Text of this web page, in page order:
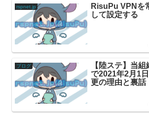
rspnet.jp
RisuPu VPNを
して設定する
ブログ
【陸ステ】当
で2021年2月1
更の理由と裏話